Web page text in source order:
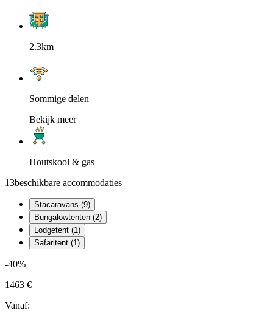
2.3km
Sommige delen
Bekijk meer
Houtskool & gas
13beschikbare accommodaties
Stacaravans (9)
Bungalowtenten (2)
Lodgetent (1)
Safaritent (1)
-40%
1463 €
Vanaf: